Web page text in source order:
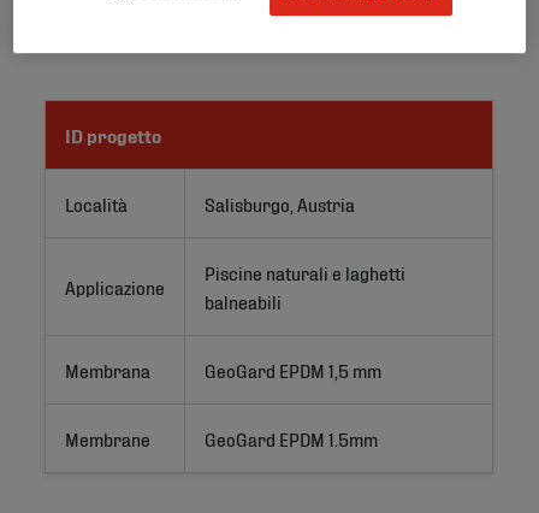
ID progetto
Località Salisburgo, Austria
Applicazione
Piscine naturali e laghetti
balneabili
Membrana GeoGard EPDM 1,5 mm
Membrane GeoGard EPDM 1.5mm